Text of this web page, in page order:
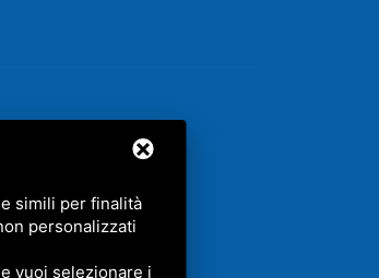
simili per finalità
personalizzati
vuoi selezionare i